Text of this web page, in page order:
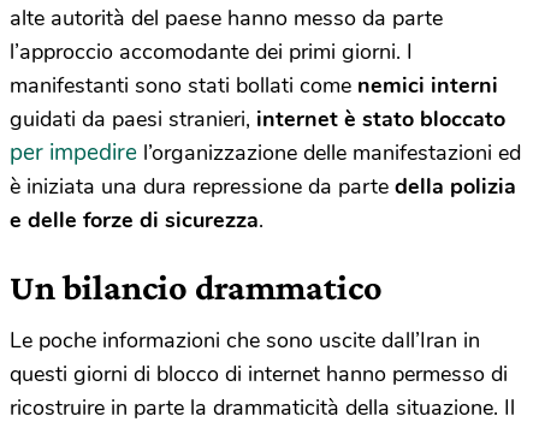
alte autorità del paese hanno messo da parte
l’approccio accomodante dei primi giorni. I
manifestanti sono stati bollati come nemici interni
guidati da paesi stranieri, internet è stato bloccato
per impedire l’organizzazione delle manifestazioni ed
è iniziata una dura repressione da parte della polizia
e delle forze di sicurezza.
Un bilancio drammatico
Le poche informazioni che sono uscite dall’Iran in
questi giorni di blocco di internet hanno permesso di
ricostruire in parte la drammaticità della situazione. Il